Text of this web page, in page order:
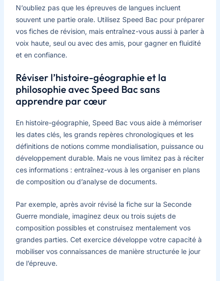
N’oubliez pas que les épreuves de langues incluent
souvent une partie orale. Utilisez Speed Bac pour préparer
vos fiches de révision, mais entraînez-vous aussi à parler à
voix haute, seul ou avec des amis, pour gagner en fluidité
et en confiance.
Réviser l’histoire-géographie et la
philosophie avec Speed Bac sans
apprendre par cœur
En histoire-géographie, Speed Bac vous aide à mémoriser
les dates clés, les grands repères chronologiques et les
définitions de notions comme mondialisation, puissance ou
développement durable. Mais ne vous limitez pas à réciter
ces informations : entraînez-vous à les organiser en plans
de composition ou d’analyse de documents.
Par exemple, après avoir révisé la fiche sur la Seconde
Guerre mondiale, imaginez deux ou trois sujets de
composition possibles et construisez mentalement vos
grandes parties. Cet exercice développe votre capacité à
mobiliser vos connaissances de manière structurée le jour
de l’épreuve.